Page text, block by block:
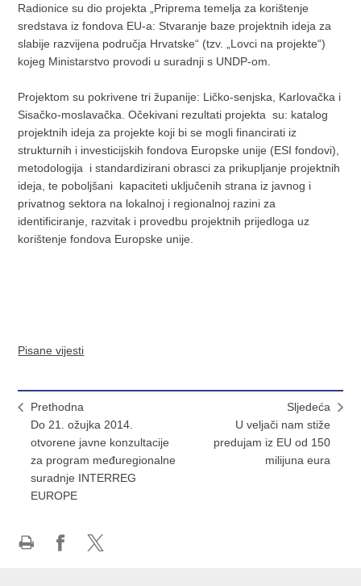
Radionice su dio projekta „Priprema temelja za korištenje
sredstava iz fondova EU-a: Stvaranje baze projektnih ideja za
slabije razvijena područja Hrvatske“ (tzv. „Lovci na projekte“)
kojeg Ministarstvo provodi u suradnji s UNDP-om.
Projektom su pokrivene tri županije: Ličko-senjska, Karlovačka i
Sisačko-moslavačka. Očekivani rezultati projekta su: katalog
projektnih ideja za projekte koji bi se mogli financirati iz
strukturnih i investicijskih fondova Europske unije (ESI fondovi),
metodologija i standardizirani obrasci za prikupljanje projektnih
ideja, te poboljšani kapaciteti uključenih strana iz javnog i
privatnog sektora na lokalnoj i regionalnoj razini za
identificiranje, razvitak i provedbu projektnih prijedloga uz
korištenje fondova Europske unije.
Pisane vijesti
Prethodna
Do 21. ožujka 2014.
otvorene javne konzultacije
za program međuregionalne
suradnje INTERREG
EUROPE
Sljedeća
U veljači nam stiže
predujam iz EU od 150
milijuna eura